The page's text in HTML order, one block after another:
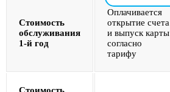
Стоимость
обслуживания
1-й год
Оплачивается
открытие счета
и выпуск карты
согласно
тарифу
Стоимость